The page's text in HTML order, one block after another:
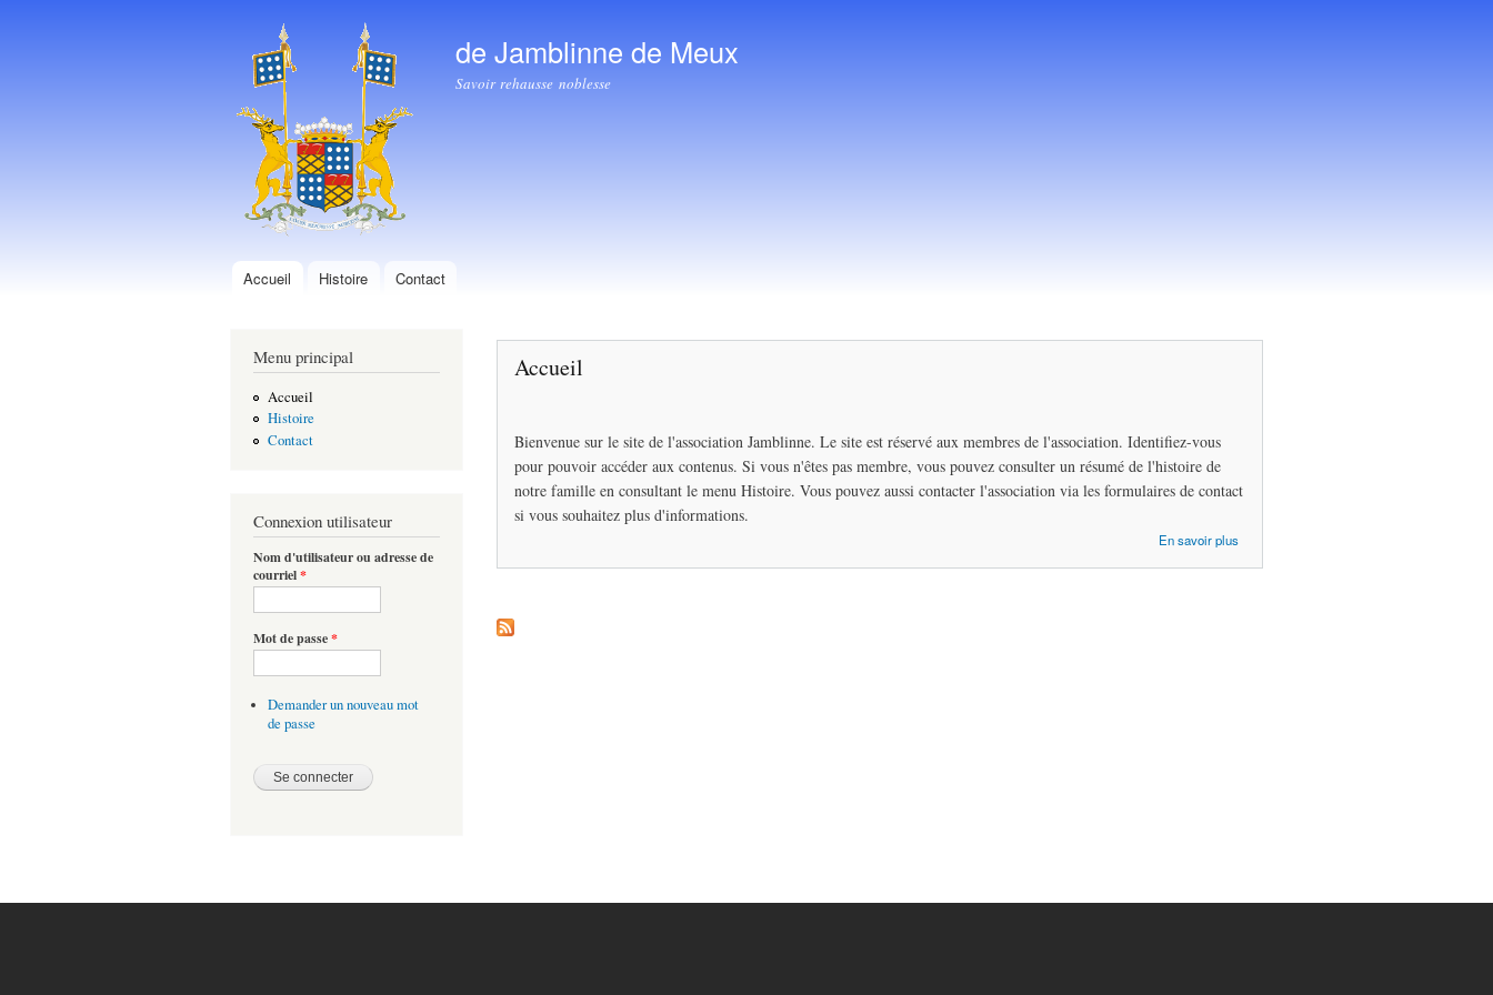
contenu
principal
de Jamblinne de Meux
Savoir rehausse noblesse
Menu principal
Accueil Histoire Contact
Menu principal
Accueil
Histoire
Contact
Connexion utilisateur
Nom d'utilisateur ou adresse de
courriel*
Mot de passe*
Demander un nouveau mot
de passe
Accueil
Bienvenue sur le site de l'association Jamblinne. Le site est réservé aux membres de l'association. Identifiez-vous
pour pouvoir accéder aux contenus. Si vous n'êtes pas membre, vous pouvez consulter un résumé de l'histoire de
notre famille en consultant le menu Histoire. Vous pouvez aussi contacter l'association via les formulaires de contact
si vous souhaitez plus d'informations.
En savoir plus